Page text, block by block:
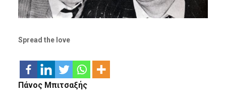
Spread the love
Πάνος Μπιτσαξής